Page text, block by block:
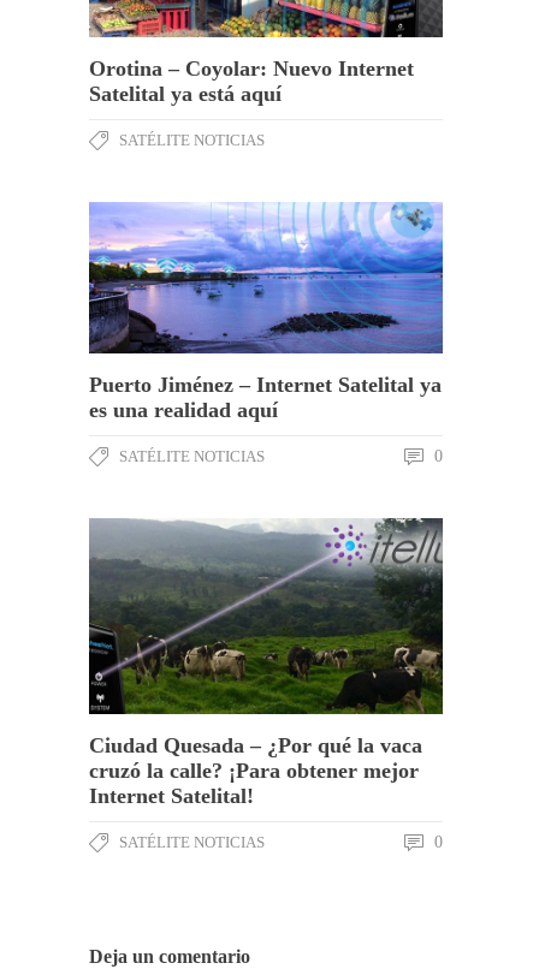
Orotina – Coyolar: Nuevo Internet
Satelital ya está aquí
SATÉLITE NOTICIAS
Puerto Jiménez – Internet Satelital ya
es una realidad aquí
SATÉLITE NOTICIAS 0
Ciudad Quesada – ¿Por qué la vaca
cruzó la calle? ¡Para obtener mejor
Internet Satelital!
SATÉLITE NOTICIAS 0
Deja un comentario